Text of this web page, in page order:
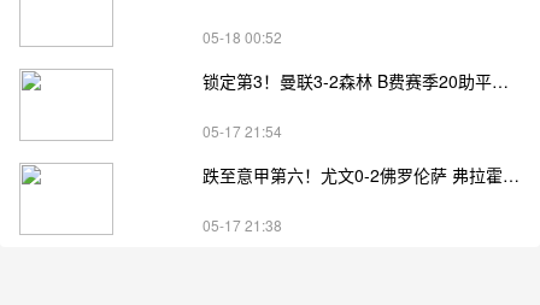
05-18 00:52
锁定第3！曼联3-2森林 B费赛季20助平英超纪录 卡塞米罗主场告别
05-17 21:54
跌至意甲第六！尤文0-2佛罗伦萨 弗拉霍维奇、麦肯尼进球被吹
05-17 21:38